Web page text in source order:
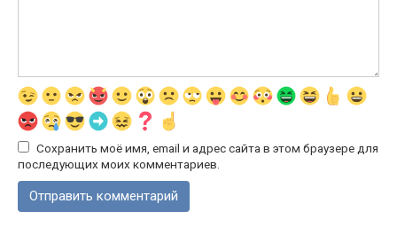
Сохранить моё имя, email и адрес сайта в этом браузере для
последующих моих комментариев.